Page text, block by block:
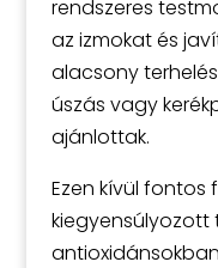
rendszeres
az izmokat és
alacsony
úszás vagy
ajánlottak.
Ezen kívül fontos